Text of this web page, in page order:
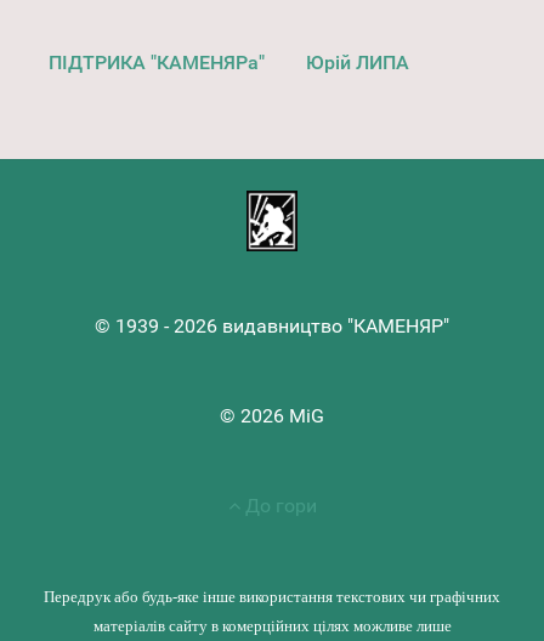
ПІДТРИКА "КАМЕНЯРа" Юрій ЛИПА
© 1939 - 2026 видавництво "КАМЕНЯР"
© 2026 MiG
До гори
Передрук або будь-яке інше використання текстових чи графічних
матеріалів сайту в комерційних цілях можливе лише